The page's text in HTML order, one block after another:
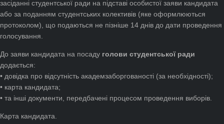
засіданні студентської ради на підставі особистої заяви кандидата
або за поданням студентських колективів (яке оформлюються
протоколом), що подаються не пізніше 14 днів до дати проведення
голосування.
До заяви кандидата на посаду голови студентської ради
додається:
• довідка про відсутність академзаборгованості (за необхідності);
• карта кандидата;
• та інші документи, передбачені процесом проведення виборів.
Карта кандидата.